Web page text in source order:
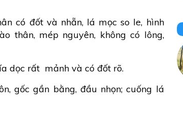
có đốt và nhẵn, lá mọc so le, hình
thân, mép nguyên, không có lông,
dọc rất mảnh và có đốt rõ.
gốc gần bằng, đầu nhọn; cuống lá